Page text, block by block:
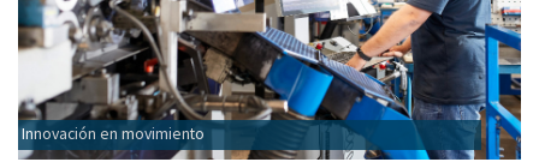
Innovación en movimiento